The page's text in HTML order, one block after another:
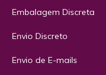
Embalagem Discreta
Envio Discreto
Envio de E-mails